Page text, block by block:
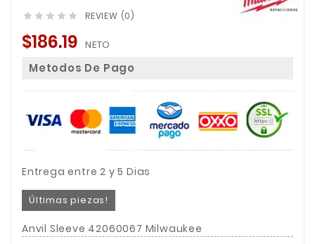
     REVIEW (0)
$186.19 NETO
Metodos De Pago
Entrega entre 2 y 5 Dias
Últimas piezas!
Anvil Sleeve 42060067 Milwaukee